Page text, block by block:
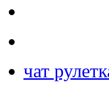
чат